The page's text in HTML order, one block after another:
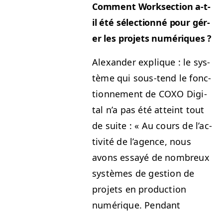
Com­ment Work­sec­tion a‑t-
il été sélec­tion­né pour gér­
er les pro­jets numériques ?
Alexan­der explique : le sys­
tème qui sous-tend le fonc­
tion­nement de COXO Dig­i­
tal n’a pas été atteint tout
de suite : « Au cours de l’ac­
tiv­ité de l’a­gence, nous
avons essayé de nom­breux
sys­tèmes de ges­tion de
pro­jets en pro­duc­tion
numérique. Pen­dant